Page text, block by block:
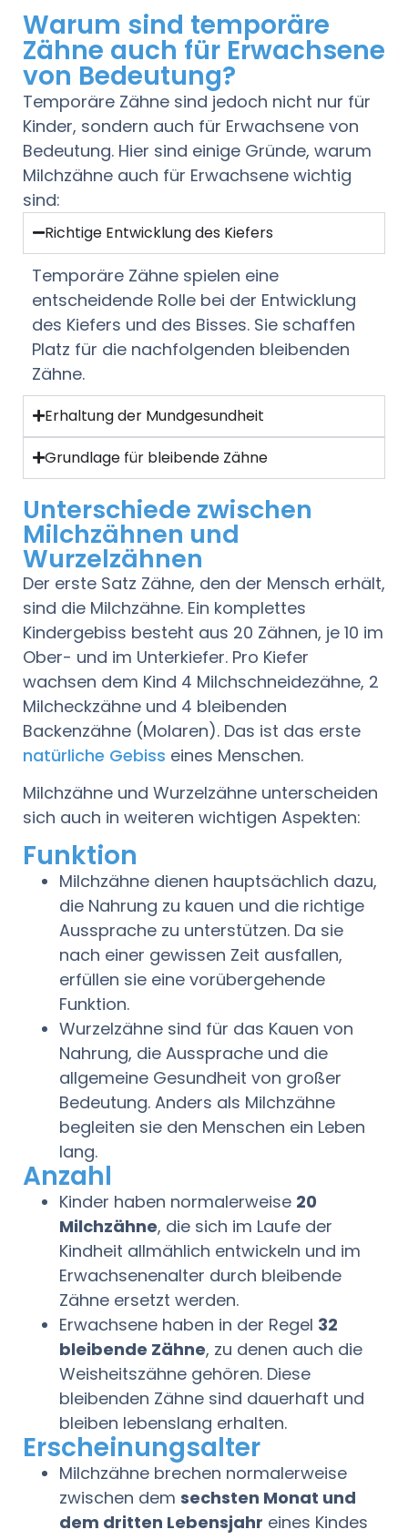
Warum sind temporäre
Zähne auch für Erwachsene
von Bedeutung?
Temporäre Zähne sind jedoch nicht nur für
Kinder, sondern auch für Erwachsene von
Bedeutung. Hier sind einige Gründe, warum
Milchzähne auch für Erwachsene wichtig
sind:
Richtige Entwicklung des Kiefers
Temporäre Zähne spielen eine
entscheidende Rolle bei der Entwicklung
des Kiefers und des Bisses. Sie schaffen
Platz für die nachfolgenden bleibenden
Zähne.
Erhaltung der Mundgesundheit
Grundlage für bleibende Zähne
Unterschiede zwischen
Milchzähnen und
Wurzelzähnen
Der erste Satz Zähne, den der Mensch erhält,
sind die Milchzähne. Ein komplettes
Kindergebiss besteht aus 20 Zähnen, je 10 im
Ober- und im Unterkiefer. Pro Kiefer
wachsen dem Kind 4 Milchschneidezähne, 2
Milcheckzähne und 4 bleibenden
Backenzähne (Molaren). Das ist das erste
natürliche Gebiss eines Menschen.
Milchzähne und Wurzelzähne unterscheiden
sich auch in weiteren wichtigen Aspekten:
Funktion
Milchzähne dienen hauptsächlich dazu,
die Nahrung zu kauen und die richtige
Aussprache zu unterstützen. Da sie
nach einer gewissen Zeit ausfallen,
erfüllen sie eine vorübergehende
Funktion.
Wurzelzähne sind für das Kauen von
Nahrung, die Aussprache und die
allgemeine Gesundheit von großer
Bedeutung. Anders als Milchzähne
begleiten sie den Menschen ein Leben
lang.
Anzahl
Kinder haben normalerweise 20
Milchzähne, die sich im Laufe der
Kindheit allmählich entwickeln und im
Erwachsenenalter durch bleibende
Zähne ersetzt werden.
Erwachsene haben in der Regel 32
bleibende Zähne, zu denen auch die
Weisheitszähne gehören. Diese
bleibenden Zähne sind dauerhaft und
bleiben lebenslang erhalten.
Erscheinungsalter
Milchzähne brechen normalerweise
zwischen dem sechsten Monat und
dem dritten Lebensjahr eines Kindes